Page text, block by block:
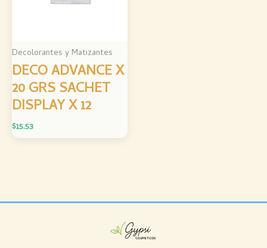
Decolorantes y Matizantes
DECO ADVANCE X
20 GRS SACHET
DISPLAY X 12
$15.53